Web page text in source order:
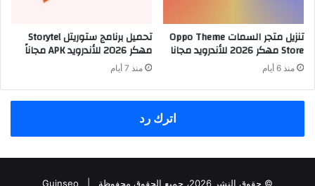
تنزيل متجر السمات Oppo Theme
Store مهكر 2026 للأندرويد مجانا
منذ 6 أيام
تحميل برنامج ستوريتل Storytel
مهكر 2026 للأندرويد APK مجاناً
منذ 7 أيام
اترك رد
© حقوق النشر 2026، جميع الحقوق محفوظة | Guinseo